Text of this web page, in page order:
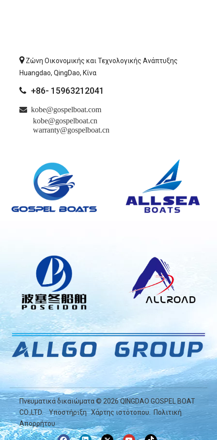
Ζώνη Οικονομικής και Τεχνολογικής Ανάπτυξης
Huangdao, QingDao, Κίνα
 +86- 15963212041
 kobe@gospelboat.com
kobe@gospelboat.cn
warranty@gospelboat.cn
Πνευματικά δικαιώματα ©2026QINGDAO GOSPEL BOAT
CO.,LTD.Υποστήριξη Χάρτης ιστότοπου. Πολιτική
Απορρήτου